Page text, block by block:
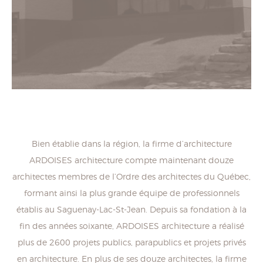
Bien établie dans la région, la firme d’architecture
ARDOISES architecture compte maintenant douze
architectes membres de l’Ordre des architectes du Québec,
formant ainsi la plus grande équipe de professionnels
établis au Saguenay-Lac-St-Jean. Depuis sa fondation à la
fin des années soixante, ARDOISES architecture a réalisé
plus de 2600 projets publics, parapublics et projets privés
en architecture. En plus de ses douze architectes, la firme